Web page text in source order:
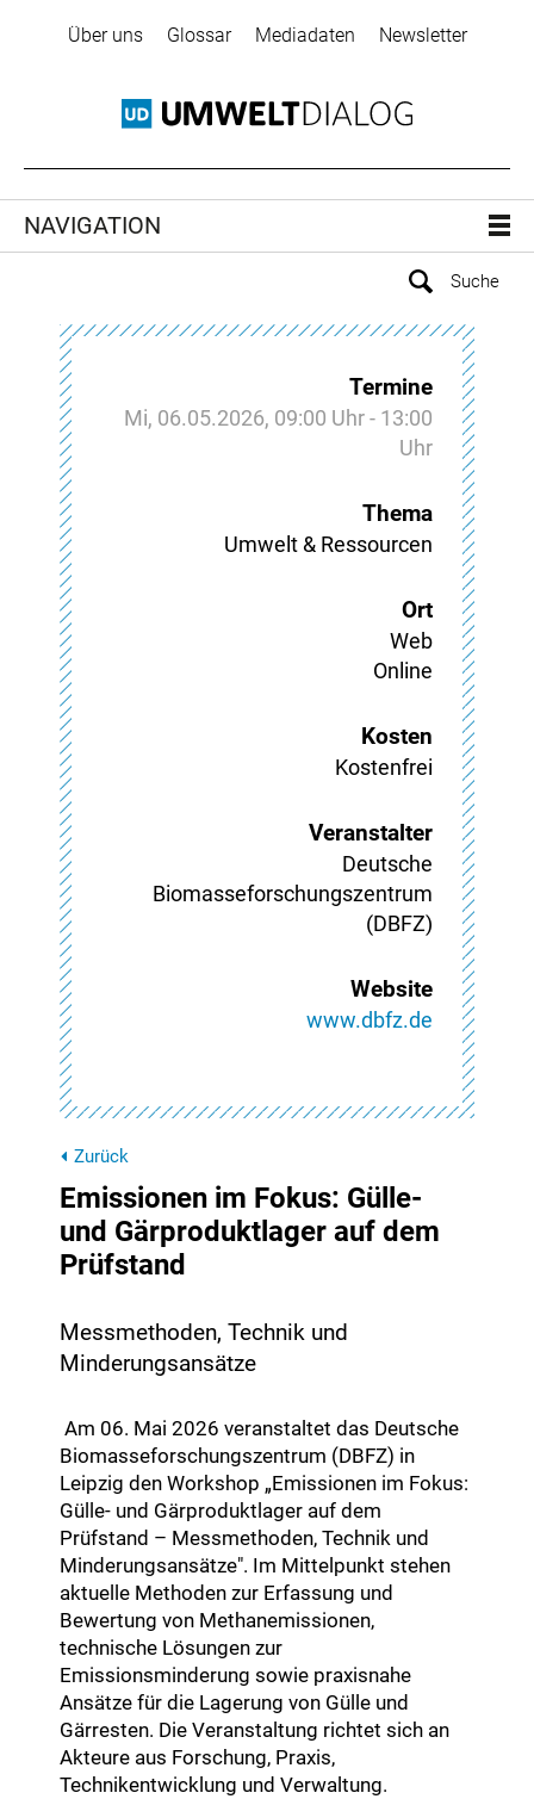
Über uns Glossar Mediadaten Newsletter
NAVIGATION
Termine
Mi, 06.05.2026, 09:00 Uhr - 13:00
Uhr
Thema
Umwelt & Ressourcen
Ort
Web
Online
Kosten
Kostenfrei
Veranstalter
Deutsche
Biomasseforschungszentrum
(DBFZ)
Website
www.dbfz.de
Zurück
Emissionen im Fokus: Gülle-
und Gärproduktlager auf dem
Prüfstand
Messmethoden, Technik und
Minderungsansätze
Am 06. Mai 2026 veranstaltet das Deutsche
Biomasseforschungszentrum (DBFZ) in
Leipzig den Workshop „Emissionen im Fokus:
Gülle- und Gärproduktlager auf dem
Prüfstand – Messmethoden, Technik und
Minderungsansätze". Im Mittelpunkt stehen
aktuelle Methoden zur Erfassung und
Bewertung von Methanemissionen,
technische Lösungen zur
Emissionsminderung sowie praxisnahe
Ansätze für die Lagerung von Gülle und
Gärresten. Die Veranstaltung richtet sich an
Akteure aus Forschung, Praxis,
Technikentwicklung und Verwaltung.